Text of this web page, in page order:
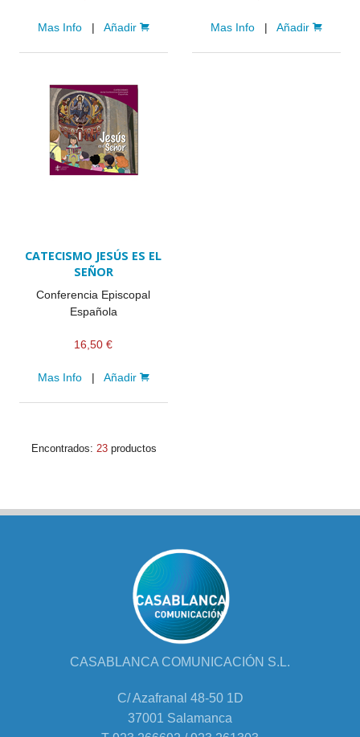
Mas Info| Añadir Mas Info |Añadir
CATECISMO JESÚS ES EL
SEÑOR
Conferencia Episcopal
Española
16,50 €
Mas Info| Añadir
Encontrados: 23productos
CASABLANCA COMUNICACIÓN S.L.
C/ Azafranal 48-50 1D
37001 Salamanca